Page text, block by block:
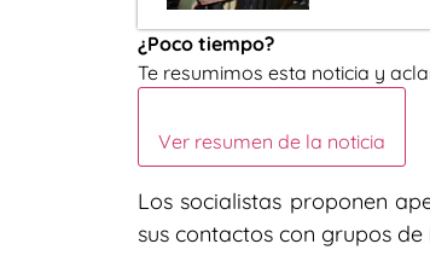
¿Poco tiempo?
Te resumimos esta noticia y
Ver resumen de la noticia
Los socialistas proponen
sus contactos con grupos de